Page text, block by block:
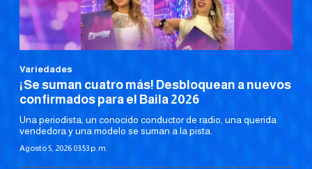
Variedades
¡Se suman cuatro más! Desbloquean a nuevos
confirmados para el Baila 2026
Una periodista, un conocido conductor de radio, una querida
vendedora y una modelo se suman a la pista.
Agosto 5, 2026 03:53 p. m.